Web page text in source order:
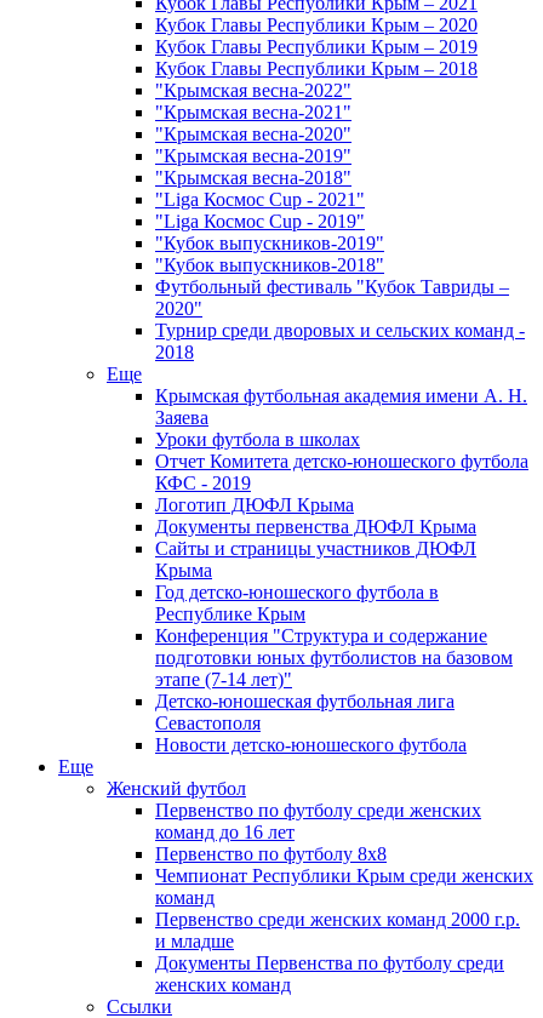
Кубок Главы Республики Крым – 2020
Кубок Главы Республики Крым – 2019
Кубок Главы Республики Крым – 2018
"Крымская весна-2022"
"Крымская весна-2021"
"Крымская весна-2020"
"Крымская весна-2019"
"Крымская весна-2018"
"Liga Космос Cup - 2021"
"Liga Космос Cup - 2019"
"Кубок выпускников-2019"
"Кубок выпускников-2018"
Футбольный фестиваль "Кубок Тавриды –
2020"
Турнир среди дворовых и сельских команд -
2018
Еще
Крымская футбольная академия имени А. Н.
Заяева
Уроки футбола в школах
Отчет Комитета детско-юношеского футбола
КФС - 2019
Логотип ДЮФЛ Крыма
Документы первенства ДЮФЛ Крыма
Сайты и страницы участников ДЮФЛ
Крыма
Год детско-юношеского футбола в
Республике Крым
Конференция "Структура и содержание
подготовки юных футболистов на базовом
этапе (7-14 лет)"
Детско-юношеская футбольная лига
Севастополя
Новости детско-юношеского футбола
Еще
Женский футбол
Первенство по футболу среди женских
команд до 16 лет
Первенство по футболу 8х8
Чемпионат Республики Крым среди женских
команд
Первенство среди женских команд 2000 г.р.
и младше
Документы Первенства по футболу среди
женских команд
Ссылки